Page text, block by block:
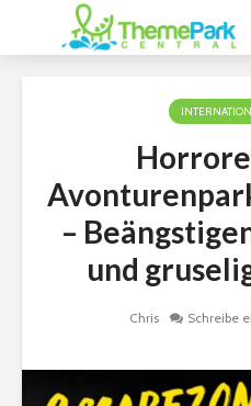
–
und
Chris Schreibe